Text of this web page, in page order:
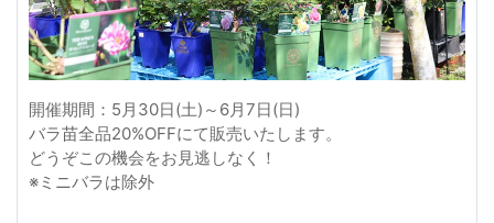
開催期間：5月30日(土)～6月7日(日)
バラ苗全品20%OFFにて販売いたします。
どうぞこの機会をお見逃しなく！
※ミニバラは除外